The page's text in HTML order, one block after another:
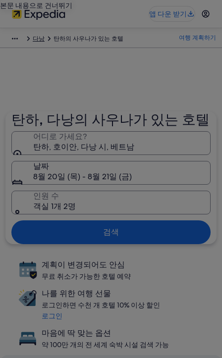
본문 내용으로 건너뛰기
앱 다운 받기
다낭 탄하의 사우나가 있는 호텔 여행 계획하기
탄하, 다낭의 사우나가 있는 호텔
어디로 가세요?
탄하, 호이안, 다낭 시, 베트남
날짜
8월 20일 (목) - 8월 21일 (금)
인원 수
객실 1개 2명
검색
계획이 변경되어도 안심
무료 취소가 가능한 호텔 예약
나를 위한 여행 선물
로그인하면 수천 개 호텔 10% 이상 할인
로그인
마음에 딱 맞는 옵션
약 100만 개의 전 세계 숙박 시설 검색 가능